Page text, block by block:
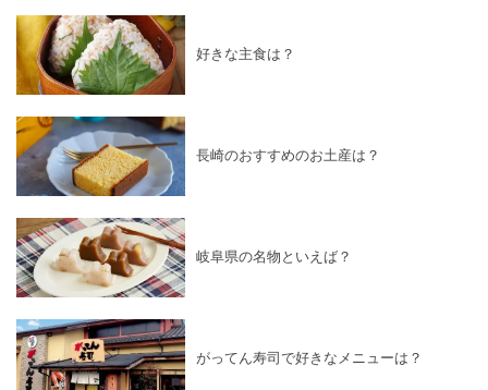
好きな主食は？
長崎のおすすめのお土産は？
岐阜県の名物といえば？
がってん寿司で好きなメニューは？